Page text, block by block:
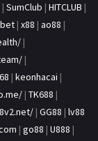
| SumClub | HITCLUB |
| x88 | ao88 |
|
|
| keonhacai |
| TK688 |
| GG88 | lv88
| go88 | U888 |